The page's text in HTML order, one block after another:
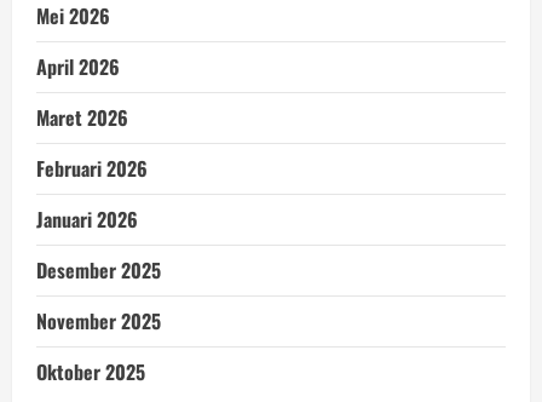
Mei 2026
April 2026
Maret 2026
Februari 2026
Januari 2026
Desember 2025
November 2025
Oktober 2025